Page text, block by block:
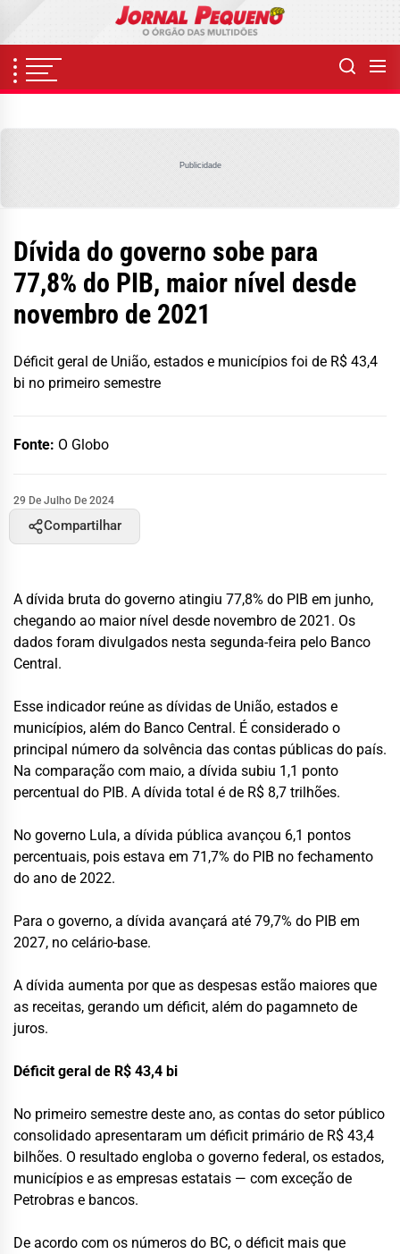
content
Publicidade
Dívida do governo sobe para
77,8% do PIB, maior nível desde
novembro de 2021
Déficit geral de União, estados e municípios foi de R$ 43,4
bi no primeiro semestre
Fonte: O Globo
29 De Julho De 2024
Compartilhar
A dívida bruta do governo atingiu 77,8% do PIB em junho,
chegando ao maior nível desde novembro de 2021. Os
dados foram divulgados nesta segunda-feira pelo Banco
Central.
Esse indicador reúne as dívidas de União, estados e
municípios, além do Banco Central. É considerado o
principal número da solvência das contas públicas do país.
Na comparação com maio, a dívida subiu 1,1 ponto
percentual do PIB. A dívida total é de R$ 8,7 trilhões.
No governo Lula, a dívida pública avançou 6,1 pontos
percentuais, pois estava em 71,7% do PIB no fechamento
do ano de 2022.
Para o governo, a dívida avançará até 79,7% do PIB em
2027, no celário-base.
A dívida aumenta por que as despesas estão maiores que
as receitas, gerando um déficit, além do pagamneto de
juros.
Déficit geral de R$ 43,4 bi
No primeiro semestre deste ano, as contas do setor público
consolidado apresentaram um déficit primário de R$ 43,4
bilhões. O resultado engloba o governo federal, os estados,
municípios e as empresas estatais — com exceção de
Petrobras e bancos.
De acordo com os números do BC, o déficit mais que